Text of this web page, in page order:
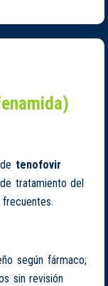
tenofovir
tratamiento del
según fármaco;
sin revisión